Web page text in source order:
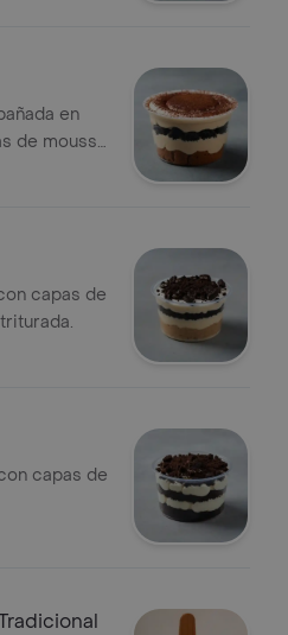
en
de mousse
capas de
capas de